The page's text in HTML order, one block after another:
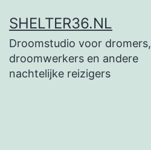
naar
de
inhoud
SHELTER36.NL
Droomstudio voor dromers,
droomwerkers en andere
nachtelijke reizigers